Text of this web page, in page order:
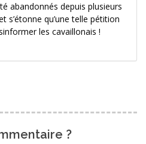
abandonnés depuis plusieurs
s’étonne qu’une telle pétition
les cavaillonais !
?